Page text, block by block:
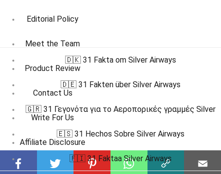
Editorial Policy
Meet the Team
Product Review
Contact Us
Write For Us
Affiliate Disclosure
DMCA
🇩🇰 31 Fakta om Silver Airways
🇩🇪 31 Fakten über Silver Airways
🇬🇷 31 Γεγονότα για το Αεροπορικές γραμμές Silver
🇪🇸 31 Hechos Sobre Silver Airways
🇫🇮 31 Faktaa Silver Airways